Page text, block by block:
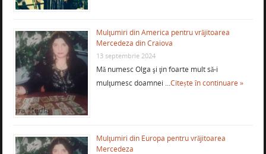
Mulţumiri din America pentru vrăjitoarea
Mercedeza din Craiova
13 septembrie 2024
Mă numesc Olga şi ţin foarte mult să-i
mulţumesc doamnei …Citește în continuare »
Mulţumiri din Europa pentru vrăjitoarea
Mercedeza